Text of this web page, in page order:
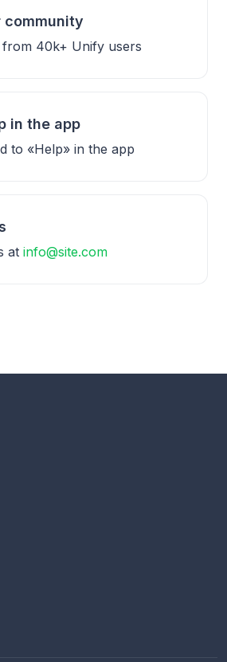
community
from 40k+ Unify users
in the app
to «Help» in the app
at info@site.com